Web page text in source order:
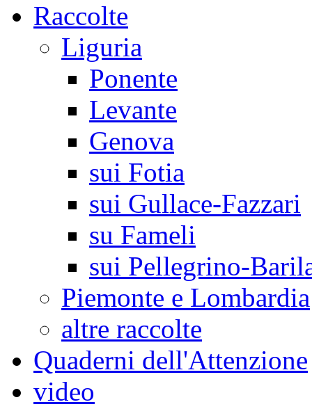
Raccolte
Liguria
Ponente
Levante
Genova
sui Fotia
sui Gullace-Fazzari
su Fameli
sui Pellegrino-
Piemonte e Lombardia
altre raccolte
Quaderni dell'Attenzione
video